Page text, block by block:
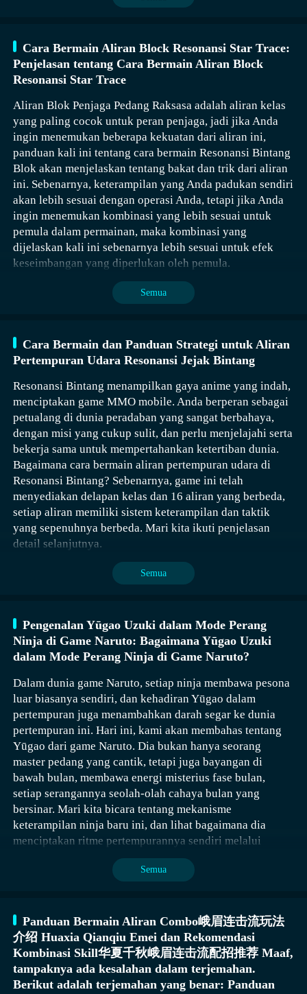
Jika pemain ingin memicu misi ini, mereka harus
menyelesaikan terlebih dahulu misi prasyarat dari
Perpustakaan Harta Naga, koordinat spesifik misi
prasyarat tersebut adalah (825, 1123), lokasinya berada
di Kota Pinglu, pemain perlu menemui NPC Xuxizi untuk
menerima misi yang sesuai.
Misi ini membutuhkan pengumpulan empat kunci, yaitu
Kunci Rahasia Mengzhang, Kunci Rahasia Jianbing,
Kunci Rahasia Lingguang, dan Kunci Rahasia Zhiming.
Untuk mendapatkan Kunci Rahasia Mengzhang, pemain
harus menyelesaikan misi petualangan unik menghukum
sepuluh taels perak, lalu langsung mengalahkan Ma Qi,
dan akhirnya menyerahkan buku catatan kepada Tan
Yanshan.
mengalahkan Wu De, setelah mengalahkan Wu De,
pemain bisa mendapatkan sebuah surat tangan, kemudian
menantang Bo Ziyue, pada akhirnya di dalam
Perpustakaan Harta Naga, pemain dapat memperoleh
senjata Qiumeng, dan setelah itu menyerahkan Qiumeng
kepada Sun Youxia, maka Kunci Rahasia Jianbing dapat
diperoleh.
Kunci Rahasia Lingguang diperoleh oleh pemain melalui
pembukaan kotak Qianji di tempat Quhua, mode level di
tempat Quhua cukup sulit, disarankan pemain untuk
menyimpan game sebelumnya.
Kunci Rahasia Zhiming dapat diperoleh dengan mudah
oleh pemain, hanya perlu menuju ke samping patung di
Gerbang Utara Pinglu.
Saat telah mengumpulkan empat kunci, pemain dapat
mengaktifkan formasi Sihun, dengan menyesuaikan arah
patung Zhuque, Qinglong, Baihu, dan Xuanwu, maka
Cara Bermain Aliran Block Resonansi Star Trace:
Penjelasan tentang Cara Bermain Aliran Block
Resonansi Star Trace
Aliran Blok Penjaga Pedang Raksasa adalah aliran kelas
yang paling cocok untuk peran penjaga, jadi jika Anda
ingin menemukan beberapa kekuatan dari aliran ini,
panduan kali ini tentang cara bermain Resonansi Bintang
Blok akan menjelaskan tentang bakat dan trik dari aliran
ini. Sebenarnya, keterampilan yang Anda padukan sendiri
akan lebih sesuai dengan operasi Anda, tetapi jika Anda
ingin menemukan kombinasi yang lebih sesuai untuk
pemula dalam permainan, maka kombinasi yang
dijelaskan kali ini sebenarnya lebih sesuai untuk efek
keseimbangan yang diperlukan oleh pemula.
Atribut utama dari aliran Blok adalah Kekuatan,
Penguasaan, dan Keberuntungan. Dengan mengikuti
aliran ini, kelas ini memiliki kemampuan output tertentu
dan efek pengumpulan musuh yang kuat, dapat
mengumpulkan musuh di sekitar diri sendiri lalu
menggunakan kerusakan area untuk membersihkan
musuh. Untuk paduan keterampilan, disarankan untuk
menggunakan Cengkeraman Pasir+Jubah Pasir+Serangan
Amukan Batu+Pertahanan Pemberani. Saat menggunakan
keterampilan Cengkeraman Pasir, itu akan menghabiskan
amarah, mengumpulkan musuh di sekitar diri sendiri
perlambatan selama 8 detik pada musuh, memudahkan
penggunaan keterampilan area untuk membersihkan
Semua
Cara Bermain dan Panduan Strategi untuk Aliran
Pertempuran Udara Resonansi Jejak Bintang
Resonansi Bintang menampilkan gaya anime yang indah,
menciptakan game MMO mobile. Anda berperan sebagai
petualang di dunia peradaban yang sangat berbahaya,
dengan misi yang cukup sulit, dan perlu menjelajahi serta
bekerja sama untuk mempertahankan ketertiban dunia.
Bagaimana cara bermain aliran pertempuran udara di
Resonansi Bintang? Sebenarnya, game ini telah
menyediakan delapan kelas dan 16 aliran yang berbeda,
setiap aliran memiliki sistem keterampilan dan taktik
yang sepenuhnya berbeda. Mari kita ikuti penjelasan
detail selanjutnya.
Aliran pertempuran udara adalah salah satu aliran khas
yang sangat penting dalam game ini, dibuat berdasarkan
sistem pertempuran udara. Dalam aliran ini, peran utama
adalah Ksatria Qinglan, yang harus menunjukkan efek
combo yang lancar dan keunggulan pertempuran tiga
dimensi saat bertempur di udara, sehingga bisa menonjol.
Setelah mengendalikan karakter favorit Anda dan
berhasil masuk ke udara, Anda akan menghadapi
berbagai musuh dan tantangan, dan dalam pertempuran,
Anda dapat menunjukkan ledakan kerusakan yang tinggi
Semua
Pengenalan Yūgao Uzuki dalam Mode Perang
Ninja di Game Naruto: Bagaimana Yūgao Uzuki
dalam Mode Perang Ninja di Game Naruto?
Dalam dunia game Naruto, setiap ninja membawa pesona
luar biasanya sendiri, dan kehadiran Yūgao dalam
pertempuran juga menambahkan darah segar ke dunia
pertempuran ini. Hari ini, kami akan membahas tentang
Yūgao dari game Naruto. Dia bukan hanya seorang
master pedang yang cantik, tetapi juga bayangan di
bawah bulan, membawa energi misterius fase bulan,
setiap serangannya seolah-olah cahaya bulan yang
bersinar. Mari kita bicara tentang mekanisme
keterampilan ninja baru ini, dan lihat bagaimana dia
menciptakan ritme pertempurannya sendiri melalui
penumpukan energi fase bulan.
Semua
Panduan Bermain Aliran Combo峨眉连击流玩法
介绍 Huaxia Qianqiu Emei dan Rekomendasi
Kombinasi Skill华夏千秋峨眉连击流配招推荐 Maaf,
tampaknya ada kesalahan dalam terjemahan.
Berikut adalah terjemahan yang benar: Panduan